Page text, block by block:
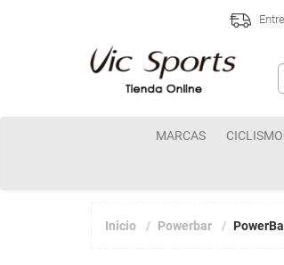
MARCAS CICLISMO
Inicio Powerbar